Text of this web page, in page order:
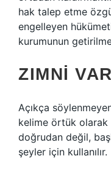
hak talep etme
engelleyen
kurumunun
ZIMNI
Açıkça
kelime örtük olarak
doğrudan değil,
şeyler için kullanılır.